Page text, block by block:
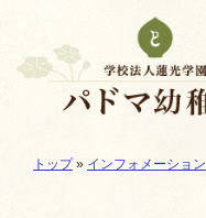
メインメニュー
ここから本文です。
現在地:
トップ» インフォメーション